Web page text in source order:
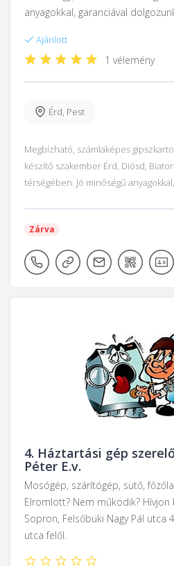
anyagokkal, garanciával
Ajánlott
1 vélemény
Érd, Pest
Megbízható, számlaképes
készítő szakember Érd, Diósd,
térségében. Jó minőségű
Zárva
4. Háztartási gép
Péter E.v.
Mosógép, szárítógép, sütő,
Elromlott? Nem működik? Hívjon
Sopron, Felsőbüki Nagy Pál utca
utca felől.